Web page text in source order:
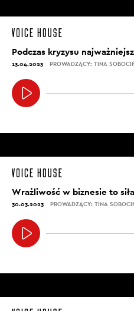
Podczas kryzysu
13.04.2023 PROWADZĄCY: TINA
Wrażliwość w biznesie to siła
30.03.2023 PROWADZĄCY: TINA